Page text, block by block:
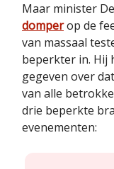
Maar minister
domperop de
van massaal
beperkter in. Hij
gegeven over
van alle
drie beperkte
evenementen: